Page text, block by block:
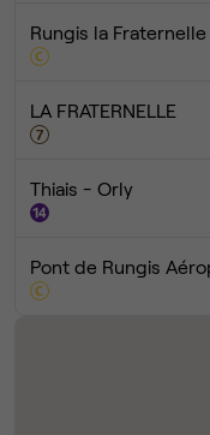
Rungis la Fraternelle
LA FRATERNELLE
Thiais - Orly
Pont de Rungis